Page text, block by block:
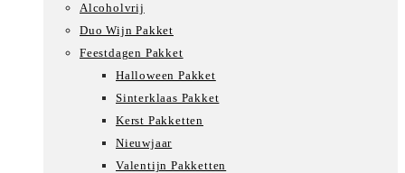
Alcoholvrij
Duo Wijn Pakket
Feestdagen Pakket
Halloween Pakket
Sinterklaas Pakket
Kerst Pakketten
Nieuwjaar
Valentijn Pakketten